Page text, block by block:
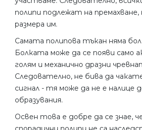
полипи подлежат на
размера им.
Самата полипова тъкан няма
Болката може да се появи само
голям и механично дразни
Следователно, не бива да
сигнал - тя може да не е налице
образувания.
Освен това е добре да се знае,